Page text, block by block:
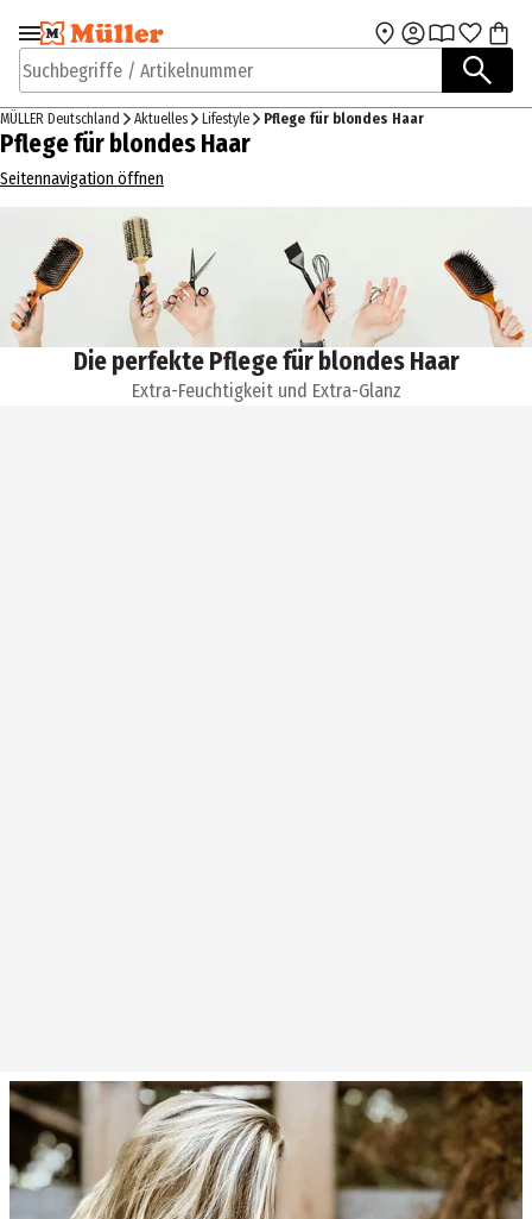
Zur Navigation
springen
Zum Hauptinhalt
Suchbegriffe / Artikelnummer
MÜLLER Deutschland Aktuelles Lifestyle Pflege für blondes Haar
Pflege für blondes Haar
Seitennavigation öffnen
Die perfekte Pflege für blondes Haar
Extra-Feuchtigkeit und Extra-Glanz